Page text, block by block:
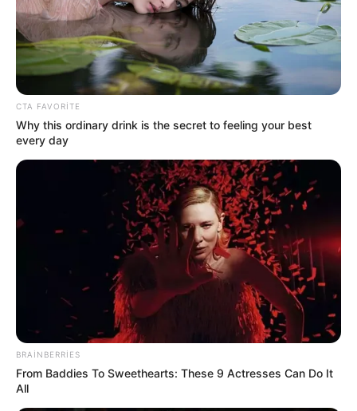
Etiket: The populist iletişim
Anasayfa»Etiket: The populist iletişim